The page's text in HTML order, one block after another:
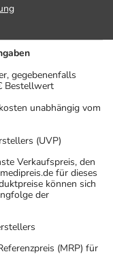
im Umkarton)
nur zur
müssen
auch bei
sein.
Straßenverkehr
gegebenenfalls
Bestellwert
unabhängig vom
(UVP)
Verkaufspreis, den
für dieses
können sich
der
(MRP) für